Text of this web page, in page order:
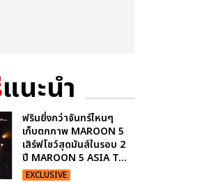
แนะนำ
ฟรินยิ่งกว่าจันทร์ไหนๆ
เก็บตกภาพ MAROON 5
เสิร์ฟโชว์สุดมันส์ในรอบ 2
ปี MAROON 5 ASIA T...
EXCLUSIVE